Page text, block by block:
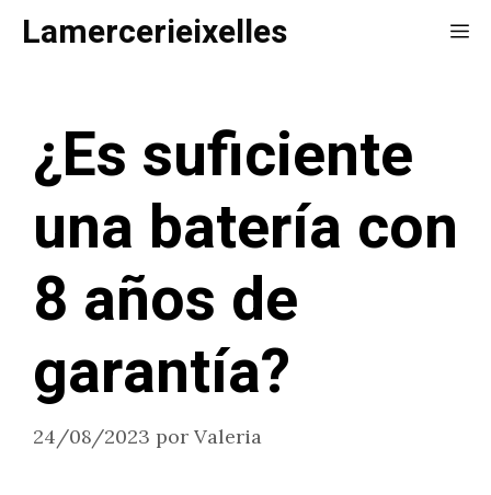
SaltarLamercerieixelles
¿Es suficiente
una batería con
8 años de
garantía?
24/08/2023 por Valeria